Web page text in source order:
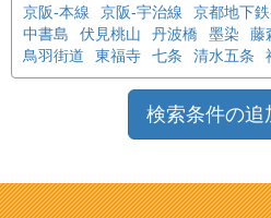
京阪-本線
京阪-宇治線 京都地下
中書島
伏見桃山 丹波橋 墨染 藤
鳥羽街道
東福寺 七条 清水五条
検索条件の追